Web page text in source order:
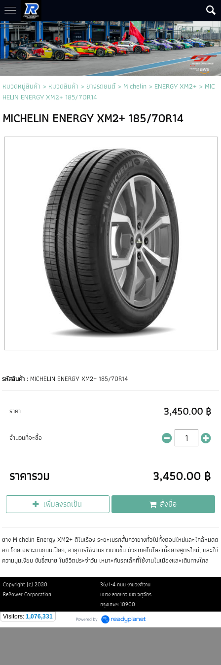
หมวดหมู่สินค้า > หมวดสินค้า >ยางรถยนต์> Michelin> ENERGY XM2+ > MIC
HELIN ENERGY XM2+ 185/70R14
MICHELIN ENERGY XM2+ 185/70R14
รหัสสินค้า : MICHELIN ENERGY XM2+ 185/70R14
ราคา 3,450.00 ฿
จำนวนที่จะซื้อ
ราคารวม 3,450.00 ฿
เพิ่มลงรถเข็น สั่งซื้อ
ยาง Michelin Energy XM2+ ดีในเรื่อง ระยะเบรกสั้นกว่ายางทั่วไปทั้งตอนใหม่และใกล้หมดด
อก โดยเฉพาะบนถนนเปียก, อายุการใช้งานยาวนานขึ้น ด้วยเทคโนโลยีเนื้อยางสูตรใหม่, และให้
ความนุ่มเงียบ ขับขี่สบาย ในชีวิตประจำวัน เหมาะกับรถเล็กที่ใช้งานในเมืองและเดินทางไกล
Copyright (c) 2020
36/1-4 ถนน งามวงศ์วาน
RePower Corporation
แขวง ลาดยาว เขต จตุจักร
กรุงเทพฯ 10900
Visitors: 1,076,331